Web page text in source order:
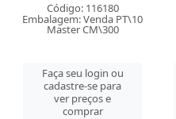
Código: 116180
Embalagem: Venda PT\10
Master CM\300
Faça seu login ou
cadastre-se para
ver preços e
comprar